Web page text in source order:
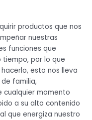
productos que nos
nuestras
funciones que
por lo que
esto nos lleva
familia,
cualquier momento
a su alto contenido
que energiza nuestro